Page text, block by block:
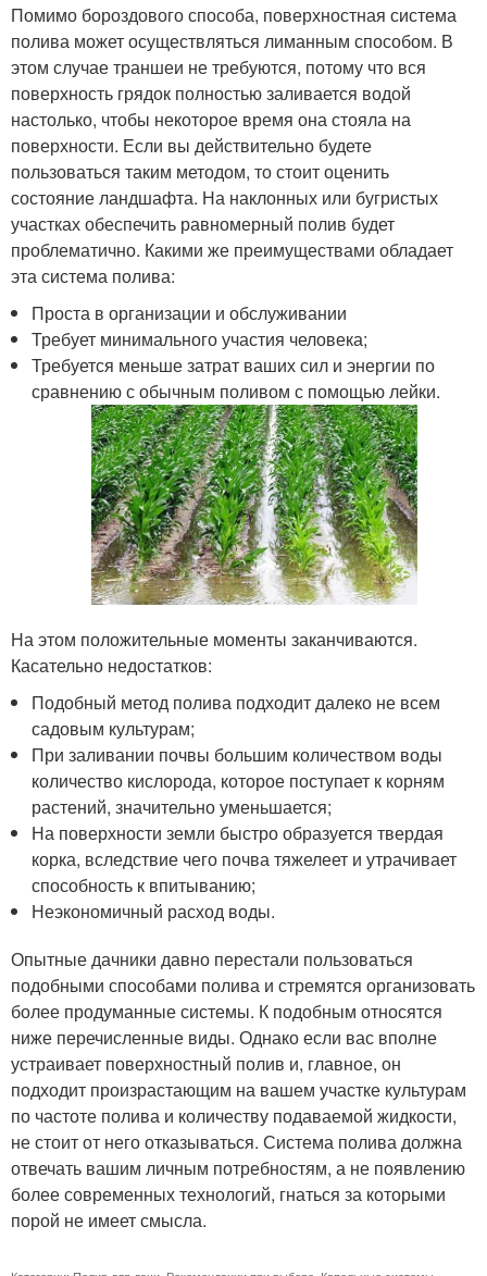
Помимо бороздового способа, поверхностная система
полива может осуществляться лиманным способом. В
этом случае траншеи не требуются, потому что вся
поверхность грядок полностью заливается водой
настолько, чтобы некоторое время она стояла на
поверхности. Если вы действительно будете
пользоваться таким методом, то стоит оценить
состояние ландшафта. На наклонных или бугристых
участках обеспечить равномерный полив будет
проблематично. Какими же преимуществами обладает
эта система полива:
Проста в организации и обслуживании
Требует минимального участия человека;
Требуется меньше затрат ваших сил и энергии по
сравнению с обычным поливом с помощью лейки.
На этом положительные моменты заканчиваются.
Касательно недостатков:
Подобный метод полива подходит далеко не всем
садовым культурам;
При заливании почвы большим количеством воды
количество кислорода, которое поступает к корням
растений, значительно уменьшается;
На поверхности земли быстро образуется твердая
корка, вследствие чего почва тяжелеет и утрачивает
способность к впитыванию;
Неэкономичный расход воды.
Опытные дачники давно перестали пользоваться
подобными способами полива и стремятся организовать
более продуманные системы. К подобным относятся
ниже перечисленные виды. Однако если вас вполне
устраивает поверхностный полив и, главное, он
подходит произрастающим на вашем участке культурам
по частоте полива и количеству подаваемой жидкости,
не стоит от него отказываться. Система полива должна
отвечать вашим личным потребностям, а не появлению
более современных технологий, гнаться за которыми
порой не имеет смысла.